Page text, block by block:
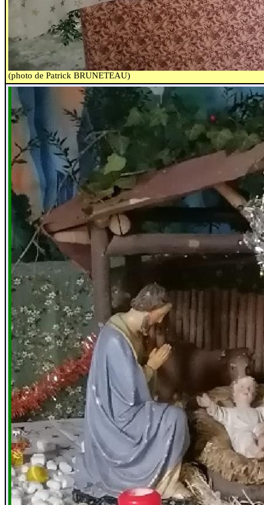
(photo de Patrick BRUNETEAU)